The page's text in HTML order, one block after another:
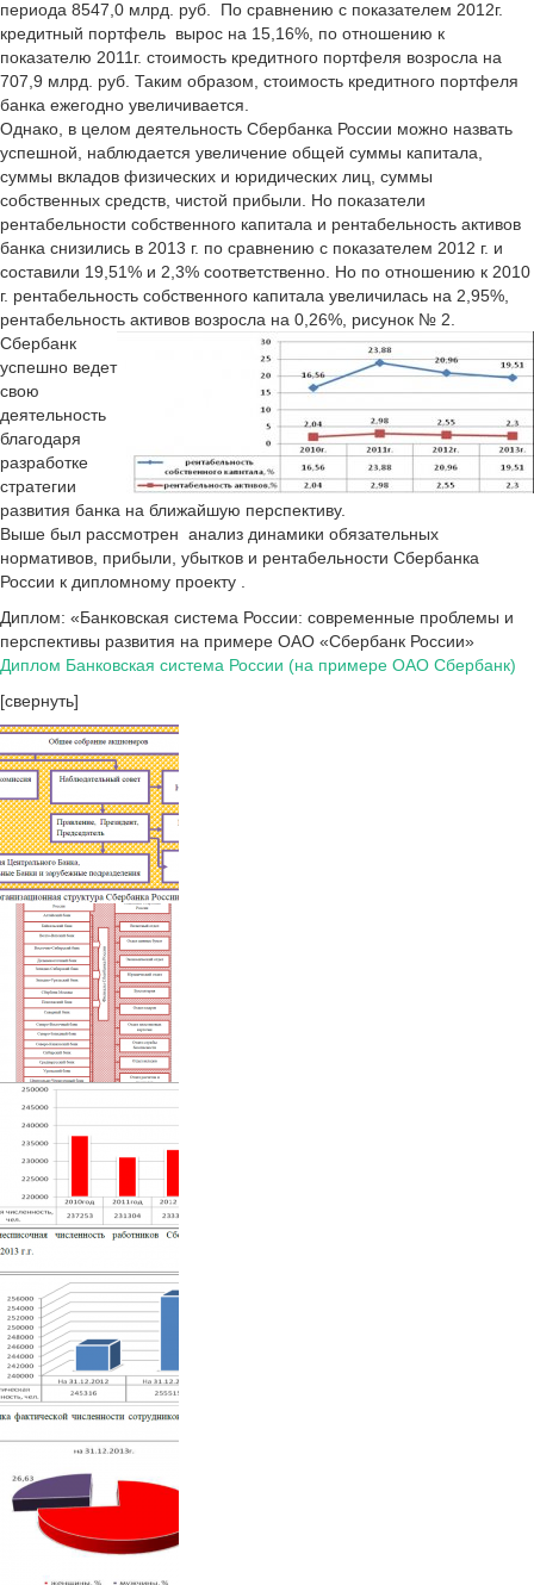
периода 8547,0 млрд. руб. По сравнению с показателем 2012г.
кредитный портфель вырос на 15,16%, по отношению к
показателю 2011г. стоимость кредитного портфеля возросла на
707,9 млрд. руб. Таким образом, стоимость кредитного портфеля
банка ежегодно увеличивается.
Однако, в целом деятельность Сбербанка России можно назвать
успешной, наблюдается увеличение общей суммы капитала,
суммы вкладов физических и юридических лиц, суммы
собственных средств, чистой прибыли. Но показатели
рентабельности собственного капитала и рентабельность активов
банка снизились в 2013 г. по сравнению с показателем 2012 г. и
составили 19,51% и 2,3% соответственно. Но по отношению к 2010
г. рентабельность собственного капитала увеличилась на 2,95%,
рентабельность активов возросла на 0,26%, рисунок № 2.
Сбербанк
успешно ведет
свою
деятельность
благодаря
разработке
стратегии
развития банка на ближайшую перспективу.
Выше был рассмотрен анализ динамики обязательных
нормативов, прибыли, убытков и рентабельности Сбербанка
России к дипломному проекту .
Диплом: «Банковская система России: современные проблемы и
перспективы развития на примере ОАО «Сбербанк России»
Диплом Банковская система России (на примере ОАО Сбербанк)
[свернуть]